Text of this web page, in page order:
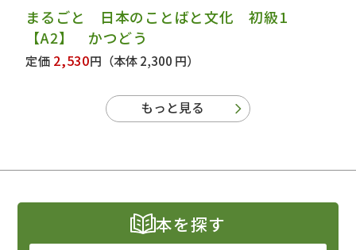
まるごと 日本のことばと文化 初級1
【A2】 かつどう
定価 2,530円 （本体 2,300 円）
もっと見る
本を探す